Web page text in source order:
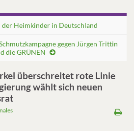
Heimkinder in Deutschland
gegen Jürgen Trittin
die GRÜNEN
überschreitet rote Linie
wählt sich neuen